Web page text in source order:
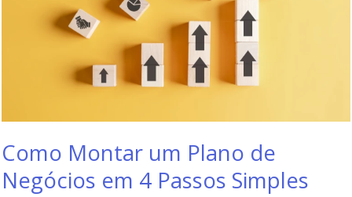
Como Montar um Plano de
Negócios em 4 Passos Simples